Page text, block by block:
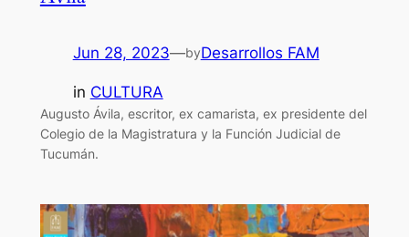
Jun 28, 2023—byDesarrollos FAM
in CULTURA
Augusto Ávila, escritor, ex camarista, ex presidente del
Colegio de la Magistratura y la Función Judicial de
Tucumán.